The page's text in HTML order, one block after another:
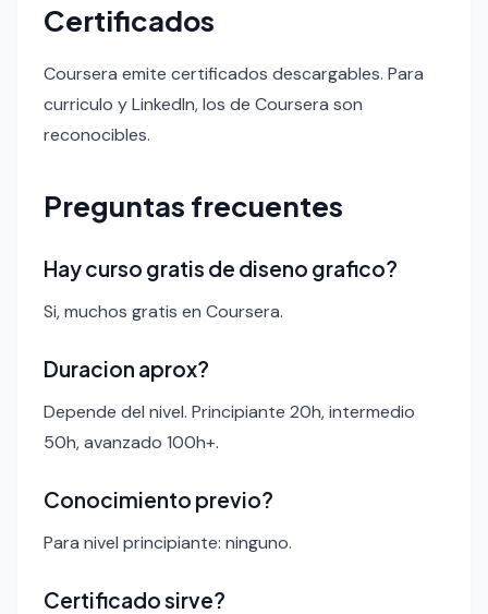
Certificados
Coursera emite certificados descargables. Para
curriculo y LinkedIn, los de Coursera son
reconocibles.
Preguntas frecuentes
Hay curso gratis de diseno grafico?
Si, muchos gratis en Coursera.
Duracion aprox?
Depende del nivel. Principiante 20h, intermedio
50h, avanzado 100h+.
Conocimiento previo?
Para nivel principiante: ninguno.
Certificado sirve?